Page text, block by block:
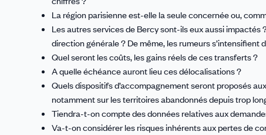
La région parisienne est-elle la seule concernée ou,
Les autres services de Bercy sont-ils eux aussi
direction générale ? De même, les rumeurs s’intensifient
Quel seront les coûts, les gains réels de ces transferts ?
A quelle échéance auront lieu ces délocalisations ?
Quels dispositifs d’accompagnement seront proposés
notamment sur les territoires abandonnés depuis trop
Tiendra-t-on compte des données relatives aux
Va-t-on considérer les risques inhérents aux pertes de